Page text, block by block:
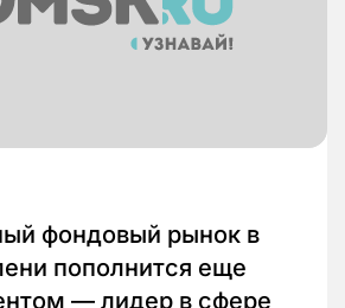
фондовый рынок в
пополнится еще
— лидер в сфере